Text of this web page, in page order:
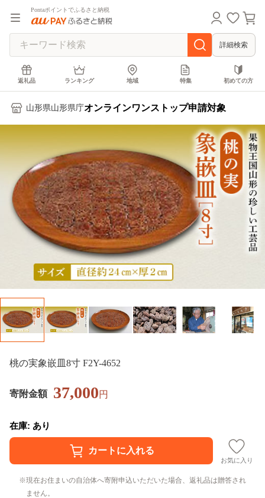
Pontaポイントでふるさと納税
詳細検索
返礼品 ランキング 地域 特集 初めての方
山形県山形県庁オンラインワンストップ申請対象
桃の実象嵌皿8寸 F2Y-4652
寄附金額 37,000円
在庫: あり
お気に入り
現在お住まいの自治体へ寄附申込いただいた場合、返礼品は贈答され
ません。